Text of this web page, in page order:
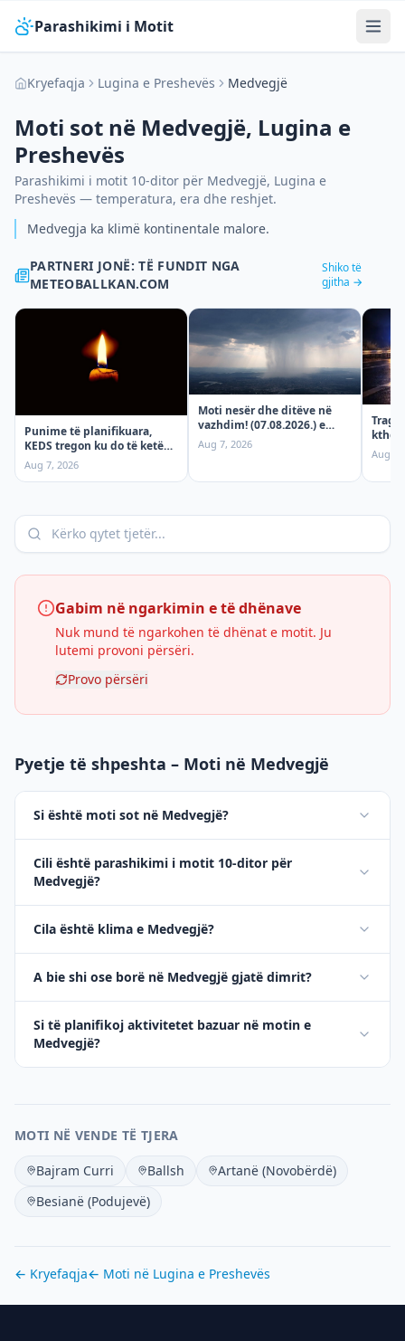
Parashikimi i Motit
Kryefaqja Lugina e Preshevës Medvegjë
Moti sot në Medvegjë, Lugina e
Preshevës
Parashikimi i motit 10-ditor për Medvegjë, Lugina e
Preshevës — temperatura, era dhe reshjet.
Medvegja ka klimë kontinentale malore.
PARTNERI JONË: TË FUNDIT NGA
METEOBALLKAN.COM
Shiko të
gjitha →
Punime të planifikuara,
KEDS tregon ku do të ketë
ndërprerje të rrymës
premten!
Aug 7, 2026
Moti nesër dhe ditëve në
vazhdim! (07.08.2026.) e
Premte
Aug 7, 2026
Aug 6,
Gabim në ngarkimin e të dhënave
Nuk mund të ngarkohen të dhënat e motit. Ju
lutemi provoni përsëri.
Provo përsëri
Pyetje të shpeshta – Moti në Medvegjë
Si është moti sot në Medvegjë?
Cili është parashikimi i motit 10-ditor për
Medvegjë?
Cila është klima e Medvegjë?
A bie shi ose borë në Medvegjë gjatë dimrit?
Si të planifikoj aktivitetet bazuar në motin e
Medvegjë?
MOTI NË VENDE TË TJERA
Bajram Curri Ballsh
Artanë (Novobërdë)
Besianë (Podujevë)
← Kryefaqja← Moti në Lugina e Preshevës